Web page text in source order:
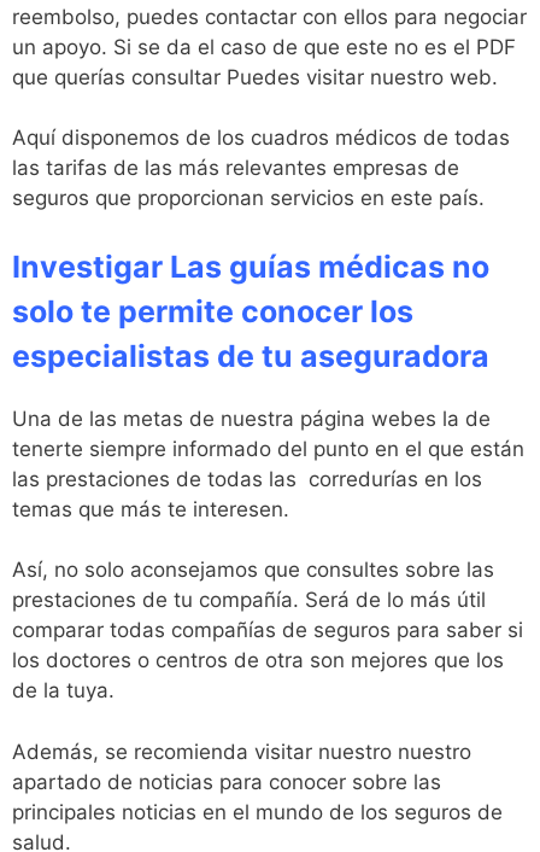
reembolso, puedes contactar con ellos para negociar
un apoyo. Si se da el caso de que este no es el PDF
que querías consultar Puedes visitar nuestro web.
Aquí disponemos de los cuadros médicos de todas
las tarifas de las más relevantes empresas de
seguros que proporcionan servicios en este país.
Investigar Las guías médicas no
solo te permite conocer los
especialistas de tu aseguradora
Una de las metas de nuestra página webes la de
tenerte siempre informado del punto en el que están
las prestaciones de todas las corredurías en los
temas que más te interesen.
Así, no solo aconsejamos que consultes sobre las
prestaciones de tu compañía. Será de lo más útil
comparar todas compañías de seguros para saber si
los doctores o centros de otra son mejores que los
de la tuya.
Además, se recomienda visitar nuestro nuestro
apartado de noticias para conocer sobre las
principales noticias en el mundo de los seguros de
salud.